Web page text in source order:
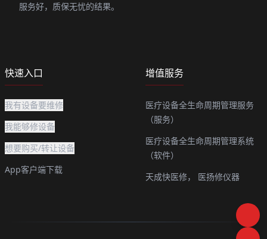
服务好，质保无忧的结果。
快速入口
我有设备要维修
我能够修设备
想要购买/转让设备
App客户端下载
增值服务
医疗设备全生命周期管理服务
（服务）
医疗设备全生命周期管理系统
（软件）
天成快医修，
医扬修仪器